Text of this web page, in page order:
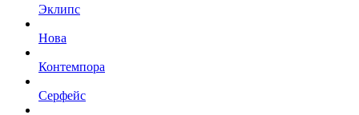
Эклипс
Нова
Контемпора
Серфейс